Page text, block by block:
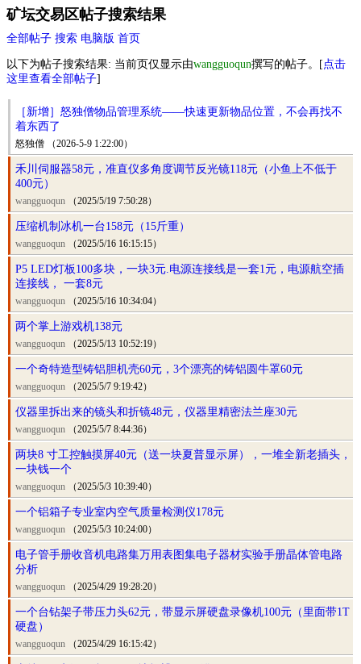
矿坛交易区帖子搜索结果
全部帖子 搜索 电脑版 首页
以下为帖子搜索结果: 当前页仅显示由wangguoqun撰写的帖子。[点击
这里查看全部帖子]
［新增］怒独僧物品管理系统——快速更新物品位置，不会再找不
着东西了
怒独僧 （2026-5-9 1:22:00）
禾川伺服器58元，准直仪多角度调节反光镜118元（小鱼上不低于
400元）
wangguoqun （2025/5/19 7:50:28）
压缩机制冰机一台158元（15斤重）
wangguoqun （2025/5/16 16:15:15）
P5 LED灯板100多块，一块3元.电源连接线是一套1元，电源航空插
连接线， 一套8元
wangguoqun （2025/5/16 10:34:04）
两个掌上游戏机138元
wangguoqun （2025/5/13 10:52:19）
一个奇特造型铸铝胆机壳60元，3个漂亮的铸铝圆牛罩60元
wangguoqun （2025/5/7 9:19:42）
仪器里拆出来的镜头和折镜48元，仪器里精密法兰座30元
wangguoqun （2025/5/7 8:44:36）
两块8 寸工控触摸屏40元（送一块夏普显示屏），一堆全新老插头，
一块钱一个
wangguoqun （2025/5/3 10:39:40）
一个铝箱子专业室内空气质量检测仪178元
wangguoqun （2025/5/3 10:24:00）
电子管手册收音机电路集万用表图集电子器材实验手册晶体管电路
分析
wangguoqun （2025/4/29 19:28:20）
一个台钻架子带压力头62元，带显示屏硬盘录像机100元（里面带1T
硬盘）
wangguoqun （2025/4/29 16:15:42）